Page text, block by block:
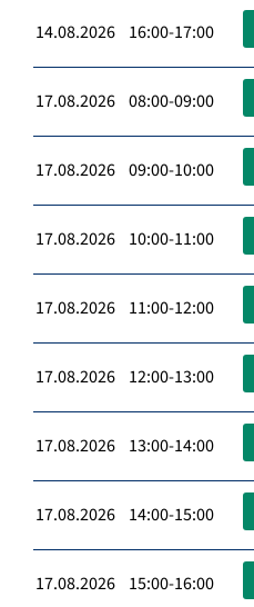
14.08.2026 16:00-17:00
17.08.2026 08:00-09:00
17.08.2026 09:00-10:00
17.08.2026 10:00-11:00
17.08.2026 11:00-12:00
17.08.2026 12:00-13:00
17.08.2026 13:00-14:00
17.08.2026 14:00-15:00
17.08.2026 15:00-16:00